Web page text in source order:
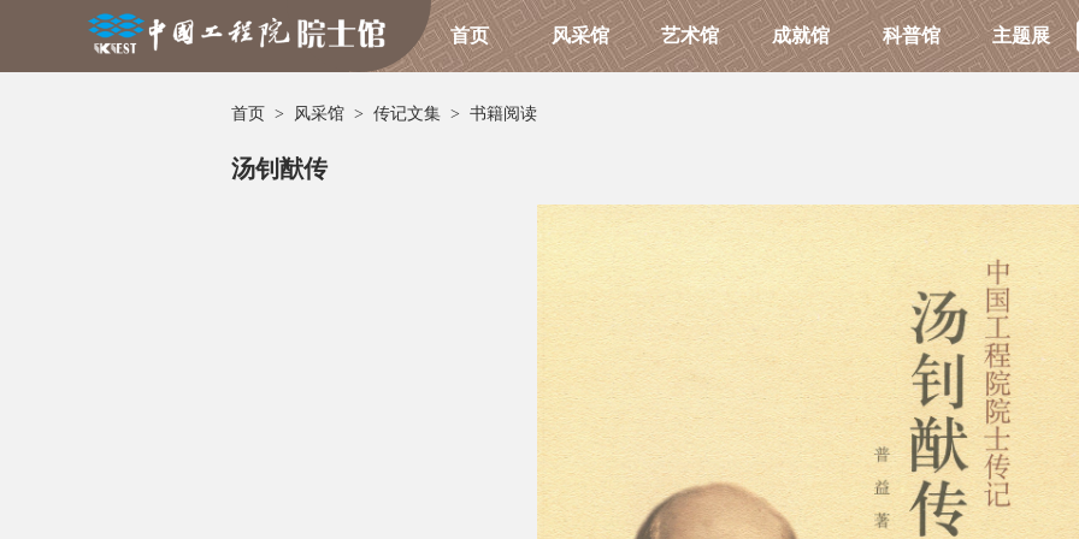
首页 风采馆 艺术馆 成就馆 科普馆 主题展
首页 > 风采馆 > 传记文集 > 书籍阅读
汤钊猷传